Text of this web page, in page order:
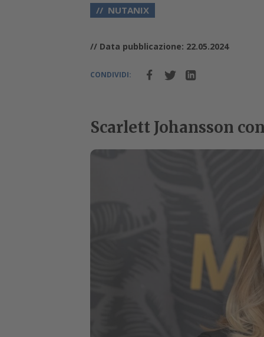
NUTANIX
// Data pubblicazione: 22.05.2024
CONDIVIDI:
Scarlett Johansson